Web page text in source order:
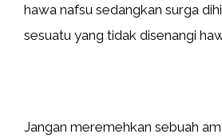
hawa nafsu sedangkan surga
sesuatu yang tidak disenangi
Jangan meremehkan sebuah